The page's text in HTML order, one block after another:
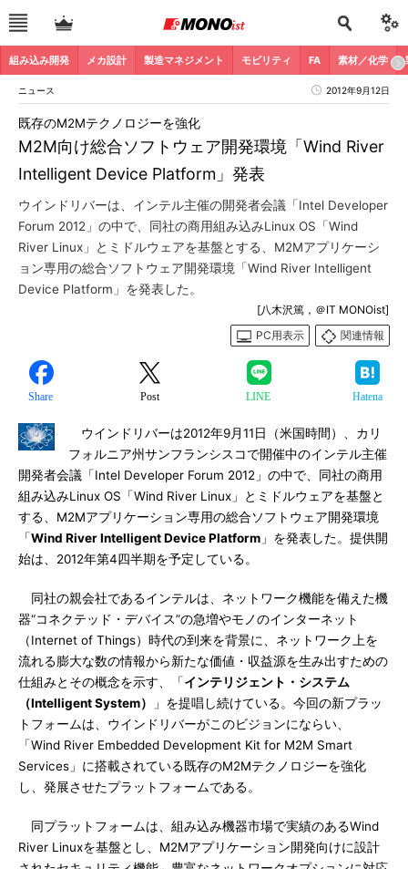
組み込み開発 メカ設計 製造マネジメント モビリティ FA 素材／化学
ニュース 2012年9月12日
M2M向け総合ソフトウェア開発環境「Wind River
Intelligent Device Platform」発表
既存のM2Mテクノロジーを強化
ウインドリバーは、インテル主催の開発者会議「Intel Developer
Forum 2012」の中で、同社の商用組み込みLinux OS「Wind
River Linux」とミドルウェアを基盤とする、M2Mアプリケーシ
ョン専用の総合ソフトウェア開発環境「Wind River Intelligent
Device Platform」を発表した。
[八木沢篤，＠IT MONOist]
PC用表示
関連情報
Share Post LINE Hatena
ウインドリバーは2012年9月11日（米国時間）、カリ
フォルニア州サンフランシスコで開催中のインテル主催
開発者会議「Intel Developer Forum 2012」の中で、同社の商用
組み込みLinux OS「Wind River Linux」とミドルウェアを基盤と
する、M2Mアプリケーション専用の総合ソフトウェア開発環境
「Wind River Intelligent Device Platform 」を発表した。提供開
始は、2012年第4四半期を予定している。
同社の親会社であるインテルは、ネットワーク機能を備えた機
器“コネクテッド・デバイス”の急増やモノのインターネット
（Internet of Things）時代の到来を背景に、ネットワーク上を
流れる膨大な数の情報から新たな価値・収益源を生み出すための
仕組みとその概念を示す、「インテリジェント・システム
（Intelligent System）
」を提唱し続けている。今回の新プラッ
トフォームは、ウインドリバーがこのビジョンにならい、
「Wind River Embedded Development Kit for M2M Smart
Services」に搭載されている既存のM2Mテクノロジーを強化
し、発展させたプラットフォームである。
同プラットフォームは、組み込み機器市場で実績のあるWind
River Linuxを基盤とし、M2Mアプリケーション開発向けに設計